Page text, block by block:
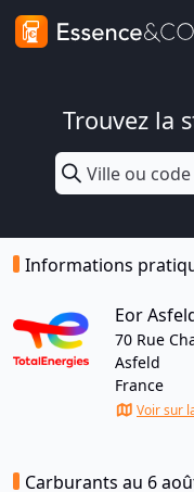
Trouvez la
Informations
Eor
70 Rue
Asfeld
France
Voir sur
Carburants au 6